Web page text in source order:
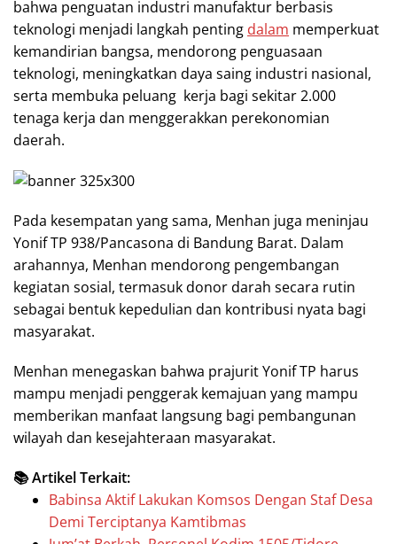
bahwa penguatan industri manufaktur berbasis
teknologi menjadi langkah penting dalam memperkuat
kemandirian bangsa, mendorong penguasaan
teknologi, meningkatkan daya saing industri nasional,
serta membuka peluang kerja bagi sekitar 2.000
tenaga kerja dan menggerakkan perekonomian
daerah.
Pada kesempatan yang sama, Menhan juga meninjau
Yonif TP 938/Pancasona di Bandung Barat. Dalam
arahannya, Menhan mendorong pengembangan
kegiatan sosial, termasuk donor darah secara rutin
sebagai bentuk kepedulian dan kontribusi nyata bagi
masyarakat.
Menhan menegaskan bahwa prajurit Yonif TP harus
mampu menjadi penggerak kemajuan yang mampu
memberikan manfaat langsung bagi pembangunan
wilayah dan kesejahteraan masyarakat.
📚 Artikel Terkait:
Babinsa Aktif Lakukan Komsos Dengan Staf Desa
Demi Terciptanya Kamtibmas